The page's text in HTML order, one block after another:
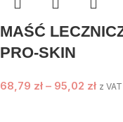
MAŚĆ
PRO-SKIN
68,79 zł – 95,02 zł z VAT